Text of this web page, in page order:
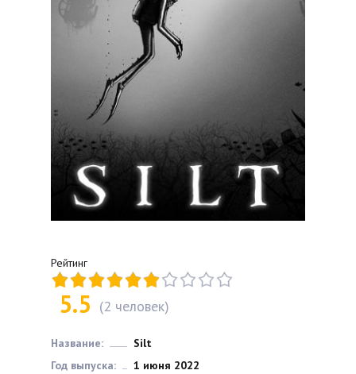
Рейтинг
5.5 (2 человек)
Название:
Silt
Год выпуска:
1 июня 2022